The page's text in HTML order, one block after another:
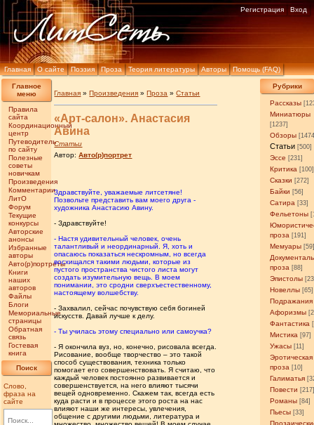
Главная О сайте Поэзия Проза Теория литературы Авторы Помощь (FAQ)
Регистрация Вход
Главное
меню
Правила
сайта
Координационный
центр
Путеводитель
по сайту
Полезные
советы
новичкам
Произведения
Комментарии
ЛитО
Форум
Текущие
конкурсы
Авторские
анонсы
Избранные
авторы
Авто(р)портреты
Книги
наших
авторов
Файлы
Блоги
Мемориальные
страницы
Обратная
связь
Гостевая
книга
Поиск
Слово,
фраза на
сайте
Рубрики
Рассказы
Миниатюры
[1237]
Обзоры
Статьи [500]
Эссе [231]
Критика [100]
Сказки [272]
Байки [56]
Сатира [33]
Фельетоны
проза [191]
Мемуары
проза [88]
Эпистолы
Новеллы [65]
Подражания
Афоризмы
Фантастика
Мистика [97]
Ужасы [11]
Эротическая
проза [10]
Галиматья
Повести
Романы [84]
Пьесы [33]
Главная »Произведения »Проза »Статьи
«Арт-салон». Анастасия
Авина
Статьи
Автор:Авто(р)портрет
Здравствуйте, уважаемые литсетяне!
Позвольте представить вам моего друга -
художника Анастасию Авину.
- Здравствуйте!
- Настя удивительный человек, очень
талантливый и неординарный. Я, хоть и
опасаюсь показаться нескромным, но всегда
восхищался такими людьми, которые из
пустого пространства чистого листа могут
создать изумительную вещь. В моем
понимании, это сродни сверхъестественному,
настоящему волшебству.
- Захвалил, сейчас почувствую себя богиней
искусств. Давай лучше к делу.
- Ты училась этому специально или самоучка?
- Я окончила вуз, но, конечно, рисовала всегда.
Рисование, вообще творчество – это такой
способ существования, техника только
помогает его совершенствовать. Я считаю, что
каждый человек постоянно развивается и
совершенствуется, на него влияют тысячи
вещей одновременно. Скажем так, всегда есть
куда расти и в процессе этого роста на нас
влияют наши же интересы, увлечения,
общение с другими людьми, литература и